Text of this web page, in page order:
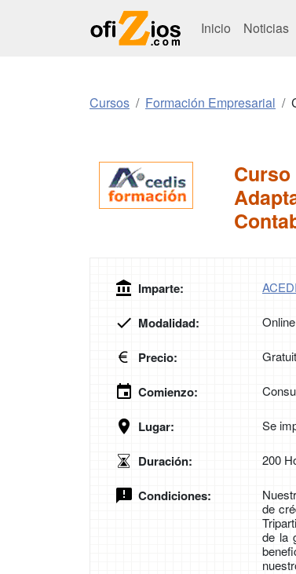
Inicio Noticias
Cursos Formación Empresarial
Imparte:
Modalidad: Online
Precio:
Comienzo:
Lugar: Se
Duración: 200
Condiciones:
de
de la